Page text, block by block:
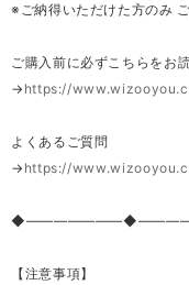
※ご納得いただけた方のみ
ご購入前に必ずこちらをお
→ https://
よくあるご質問
→ https://
【注意事項】